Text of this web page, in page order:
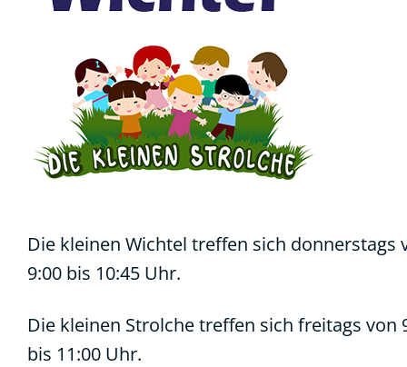
Die kleinen Wichtel treffen sich donnerstags
9:00 bis 10:45 Uhr.
Die kleinen Strolche treffen sich freitags von
bis 11:00 Uhr.